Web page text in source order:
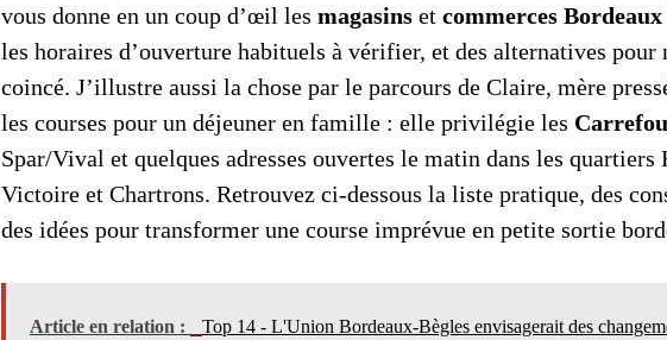
vous donne en un coup d’œil les magasins et commerces Bordeaux
les horaires d’ouverture habituels à vérifier, et des alternatives pour
coincé. J’illustre aussi la chose par le parcours de Claire, mère
les courses pour un déjeuner en famille : elle privilégie les
Spar/Vival et quelques adresses ouvertes le matin dans les
Victoire et Chartrons. Retrouvez ci‑dessous la liste pratique, des
des idées pour transformer une course imprévue en petite sortie
Article en relation :
Top 14 - L'Union Bordeaux-Bègles envisagerait des